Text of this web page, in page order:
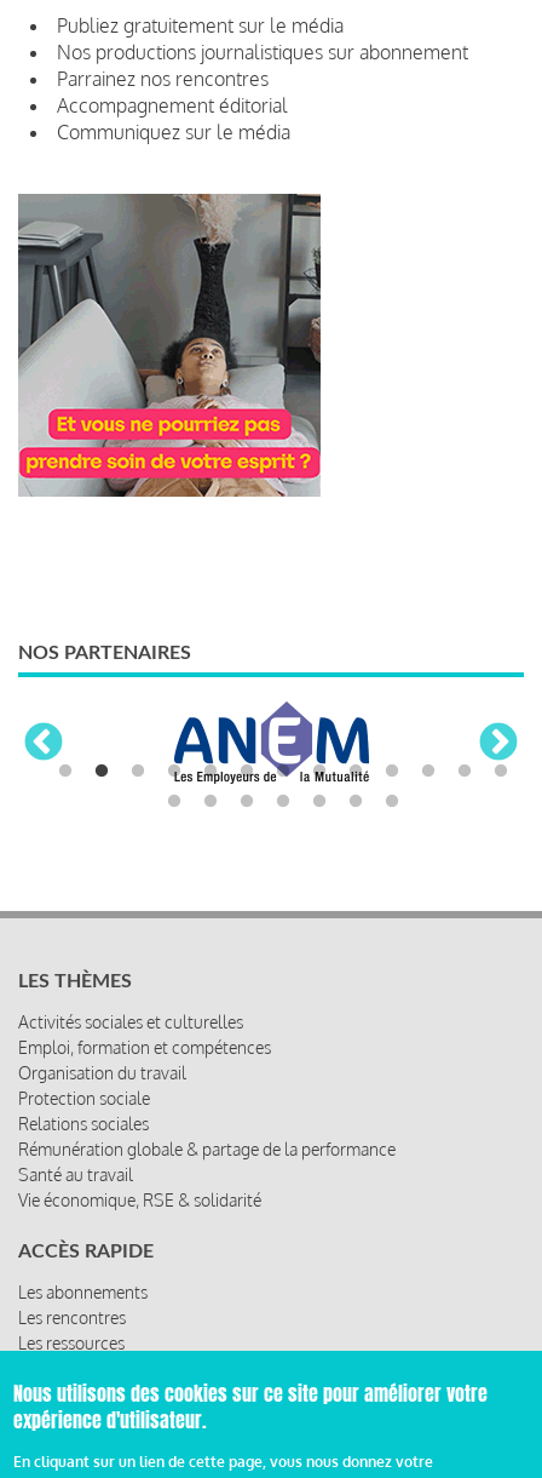
Publiez gratuitement sur le média
Nos productions journalistiques sur abonnement
Parrainez nos rencontres
Accompagnement éditorial
Communiquez sur le média
NOS PARTENAIRES
LES THÈMES
Activités sociales et culturelles
Emploi, formation et compétences
Organisation du travail
Protection sociale
Relations sociales
Rémunération globale & partage de la performance
Santé au travail
Vie économique, RSE & solidarité
ACCÈS RAPIDE
Les abonnements
Les rencontres
Les ressources
Nous utilisons des cookies sur ce site pour améliorer votre
expérience d'utilisateur.
En cliquant sur un lien de cette page, vous nous donnez votre